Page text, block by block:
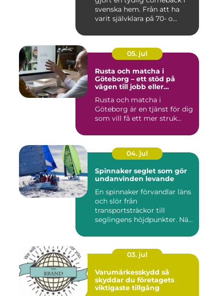
svenska hem. Från att ha
varit självklara på 70- o...
05. jul
Rusta och matcha i
Göteborg – ett stöd på
vägen till jobb eller
Rusta och matcha i
Göteborg är en tjänst för dig
som vill få ett mer struk...
04. jul
Spinnaker seglet som gör
undanvinden levande
En spinnaker förvandlar läns
och slör från
transportsträckor till
seglingens höjdpunkter. När
03. jul
Varumärkesskydd så
skyddar du företagets
viktigaste tillgång